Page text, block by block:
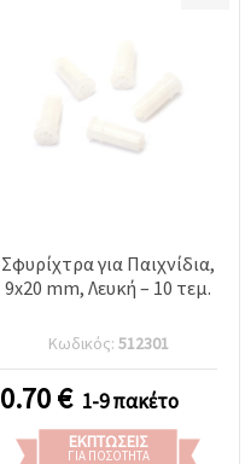
Σφυρίχτρα για Παιχνίδια,
9x20 mm, Λευκή – 10 τεμ.
Κωδικός: 512301
0.70€ 1-9 πακέτο
ΕΚΠΤΏΣΕΙΣ
ΓΙΑ ΠΟΣΌΤΗΤΑ